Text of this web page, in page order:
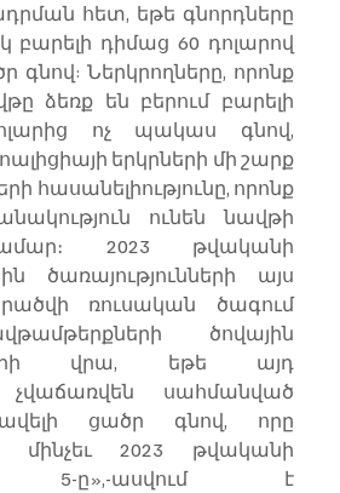
հետ, եթե գնորդները
բարելի դիմաց 60 դոլարով
գնով: Ներկրողները, որոնք
ձեռք են բերում բարելի
ոչ պակաս գնով,
երկրների մի շարք
հասանելիությունը, որոնք
ունեն նավթի
2023 թվականի
ծառայությունների այս
ռուսական ծագում
ծովային
վրա, եթե այդ
սահմանված
ցածր գնով, որը
մինչեւ 2023 թվականի
5-ը»,-ասվում է